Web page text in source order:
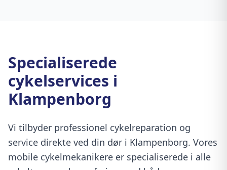
Specialiserede
cykelservices i
Klampenborg
Vi tilbyder professionel cykelreparation og
service direkte ved din dør i Klampenborg. Vores
mobile cykelmekanikere er specialiserede i alle